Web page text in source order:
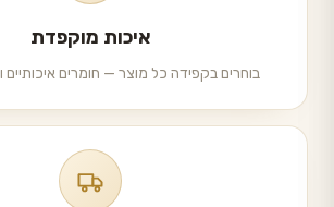
איכות מוקפדת
בוחרים בקפידה כל מוצר — חומרים איכותיים